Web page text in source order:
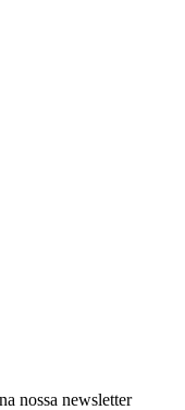
nossa newsletter